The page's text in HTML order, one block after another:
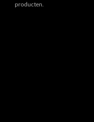
producten.